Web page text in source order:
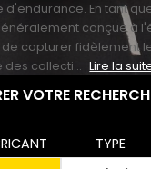
d'endurance. En tant
conçue à
capturer fidèlement
collecti... Lire la
VOTRE
TYPE